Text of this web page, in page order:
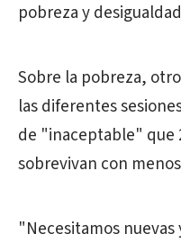
pobreza y
Sobre la pobreza,
las diferentes
de "inaceptable" que
sobrevivan con
"Necesitamos nuevas